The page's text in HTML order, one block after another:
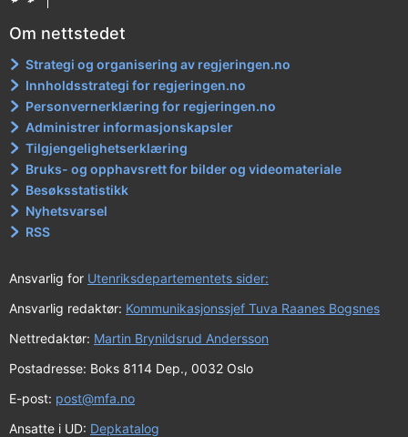
Om nettstedet
Strategi og organisering av regjeringen.no
Innholdsstrategi for regjeringen.no
Personvernerklæring for regjeringen.no
Administrer informasjonskapsler
Tilgjengelighetserklæring
Bruks- og opphavsrett for bilder og videomateriale
Besøksstatistikk
Nyhetsvarsel
RSS
Ansvarlig for Utenriksdepartementets sider:
Ansvarlig redaktør: Kommunikasjonssjef Tuva Raanes Bogsnes
Nettredaktør: Martin Brynildsrud Andersson
Postadresse: Boks 8114 Dep., 0032 Oslo
E-post: post@mfa.no
Ansatte i UD: Depkatalog